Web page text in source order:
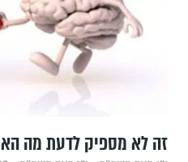
זה לא מספיק לדעת מה